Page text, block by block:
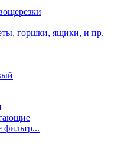
горшки, ящики, и пр.
фильтр...